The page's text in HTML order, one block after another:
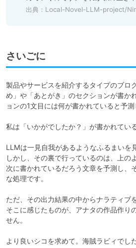
出典： Local-Novel-LLM-project/Ninja-V3-
さいごに
製品やサービスを紹介するタイプのブロ
め」や「あとがき」のセクションが書か
ョンの1文目には何が書かれていると予測
私は「いかがでしたか？」が書かれてい
LLMは一見自我があるようなふるまいを
しかし、その裏で行っているのは、上の
次に書かれているだろう文章を予測し、
な処理です。
ただ、その出力結果の中からナラティブ
そこに感じたものが、アナタの作品作り
せん。
より良いシコを求めて。海賊ラビィでした